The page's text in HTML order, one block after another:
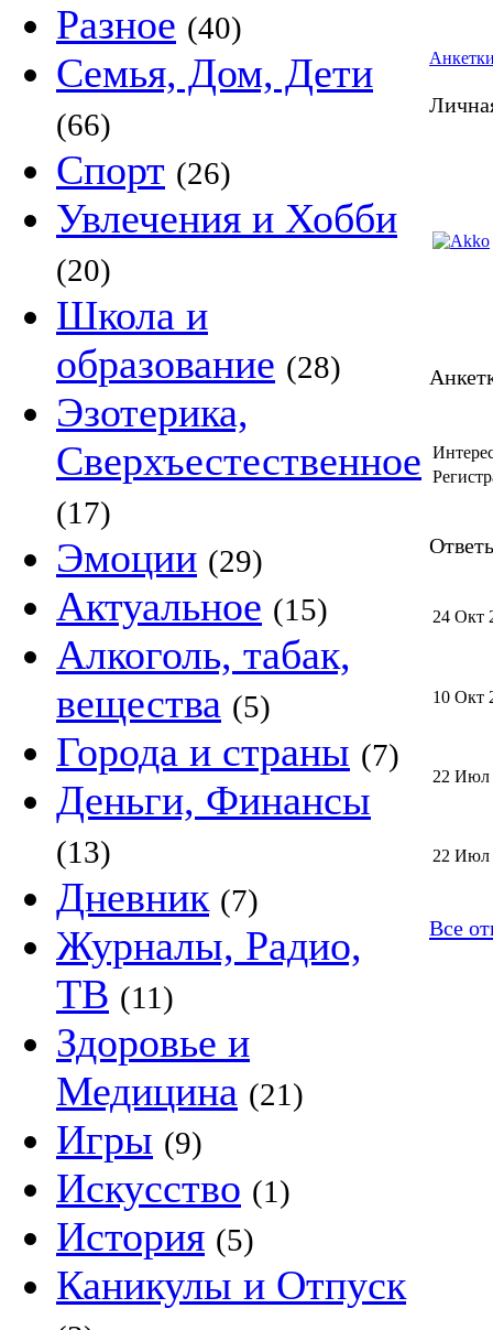
Разное (40)
Семья, Дом, Дети
(66)
Спорт (26)
Увлечения и Хобби
(20)
Школа и
образование (28)
Эзотерика,
Сверхъестественное
(17)
Эмоции (29)
Актуальное (15)
Алкоголь, табак,
вещества (5)
Города и страны (7)
Деньги, Финансы
(13)
Дневник (7)
Журналы, Радио,
ТВ (11)
Здоровье и
Медицина (21)
Игры (9)
Искусство (1)
История (5)
Каникулы и Отпуск
24 Окт
10 Окт
22 Июл
22 Июл
Все